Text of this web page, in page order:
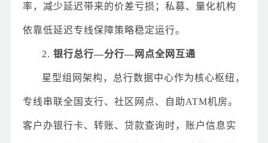
率，减少延迟带来的价差亏损；私募、量化机构
依靠低延迟专线保障策略稳定运行。
2. 银行总行—分行—网点全网互通
星型组网架构，总行数据中心作为核心枢纽，
专线串联全国支行、社区网点、自助ATM机房。
客户办银行卡、转账、贷款查询时，账户信息实